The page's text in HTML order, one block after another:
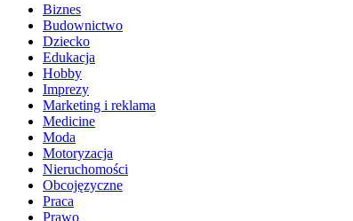
Biznes
Budownictwo
Dziecko
Edukacja
Hobby
Imprezy
Marketing i reklama
Medicine
Moda
Motoryzacja
Nieruchomości
Obcojęzyczne
Praca
Prawo